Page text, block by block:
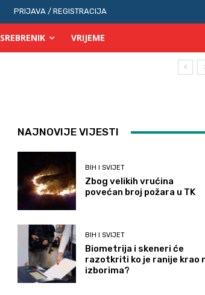
PRIJAVA / REGISTRACIJA
SREBRENIK VRIJEME
NAJNOVIJE VIJESTI
BIH I SVIJET
Zbog velikih vrućina
povećan broj požara u TK
BIH I SVIJET
Biometrija i skeneri će
razotkriti ko je ranije krao
izborima?